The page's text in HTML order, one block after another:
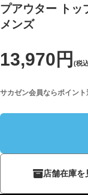
プアウター トッ
メンズ
13,970円 (税
サカゼン会員ならポイント
店舗在庫を